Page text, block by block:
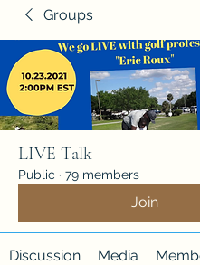
Groups
LIVE Talk
Public · 79 members
Join
Discussion Media